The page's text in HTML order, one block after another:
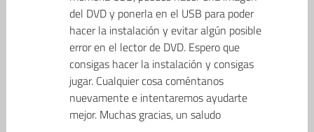
del DVD y ponerla en el USB para poder
hacer la instalación y evitar algún posible
error en el lector de DVD. Espero que
consigas hacer la instalación y consigas
jugar. Cualquier cosa coméntanos
nuevamente e intentaremos ayudarte
mejor. Muchas gracias, un saludo